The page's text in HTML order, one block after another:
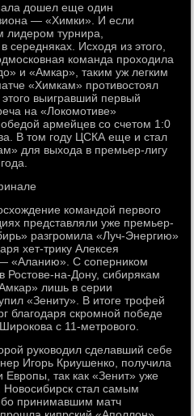
дошел еще один
— «Химки». И если
лидером турнира,
середняках. Исходя из этого,
команда проходила
и «Амкар», таким уж легким
«Химкам» противостоял
выигравший первый
на «Локомотиве»
армейцев со счетом 1:0
В том году ЦСКА еще и стал
для выхода в премьер-лигу
командой первого
представляли уже премьер-
разгромила «Луч-Энергию»
хет-трику Алексея
«Аланию». С соперником
на-Дону, сибирякам
лишь в серии
«Зениту». В итоге трофей
благодаря скромной победе
с 11-метрового.
руководил сделавший себе
Игорь Криушенко, получила
Европы, так как «Зенит» уже
Новосибирск стал самым
принимавшим матч